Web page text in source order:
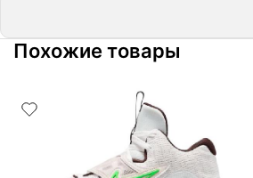
Похожие товары